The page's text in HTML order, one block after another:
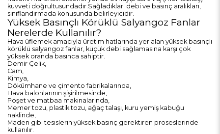
kuvveti doğrultusundadır.Sağladıkları debi ve basınç aralıkları,
sınıflandırmada konusunda belirleyicidir.
Yüksek Basınçlı Körüklü Salyangoz Fanlar
Nerelerde Kullanılır?
Hava üflemek amacıyla üretim hatlarında yer alan yüksek basınçlı
körüklü salyangoz fanlar, küçük debi sağlamasına karşı çok
yüksek oranda basınca sahiptir.
Demir Çelik,
Cam,
Kimya,
Dökümhane ve çimento fabrikalarında,
Hava balonlarının şişirilmesinde,
Poşet ve matbaa makinalarında,
Memer tozu, plastik tozu, ağaç talaşı, kuru yemiş kabuğu
naklinde,
Maden gibi tesislerin yüksek basınç gerektiren proseslerinde
kullanılır.